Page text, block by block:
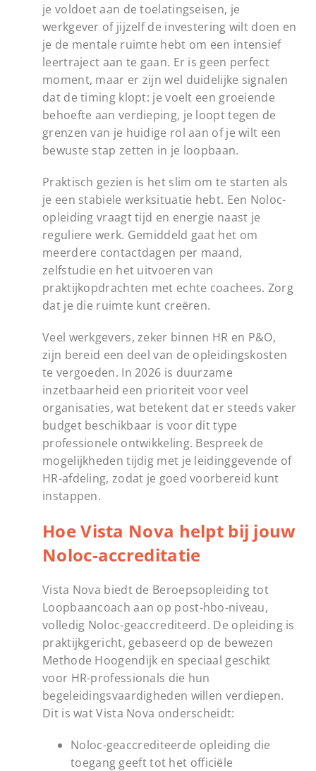
je voldoet aan de toelatingseisen, je
werkgever of jijzelf de investering wilt doen en
je de mentale ruimte hebt om een intensief
leertraject aan te gaan. Er is geen perfect
moment, maar er zijn wel duidelijke signalen
dat de timing klopt: je voelt een groeiende
behoefte aan verdieping, je loopt tegen de
grenzen van je huidige rol aan of je wilt een
bewuste stap zetten in je loopbaan.
Praktisch gezien is het slim om te starten als
je een stabiele werksituatie hebt. Een Noloc-
opleiding vraagt tijd en energie naast je
reguliere werk. Gemiddeld gaat het om
meerdere contactdagen per maand,
zelfstudie en het uitvoeren van
praktijkopdrachten met echte coachees. Zorg
dat je die ruimte kunt creëren.
Veel werkgevers, zeker binnen HR en P&O,
zijn bereid een deel van de opleidingskosten
te vergoeden. In 2026 is duurzame
inzetbaarheid een prioriteit voor veel
organisaties, wat betekent dat er steeds vaker
budget beschikbaar is voor dit type
professionele ontwikkeling. Bespreek de
mogelijkheden tijdig met je leidinggevende of
HR-afdeling, zodat je goed voorbereid kunt
instappen.
Hoe Vista Nova helpt bij jouw
Noloc-accreditatie
Vista Nova biedt de Beroepsopleiding tot
Loopbaancoach aan op post-hbo-niveau,
volledig Noloc-geaccrediteerd. De opleiding is
praktijkgericht, gebaseerd op de bewezen
Methode Hoogendijk en speciaal geschikt
voor HR-professionals die hun
begeleidingsvaardigheden willen verdiepen.
Dit is wat Vista Nova onderscheidt:
Noloc-geaccrediteerde opleiding die
toegang geeft tot het officiële